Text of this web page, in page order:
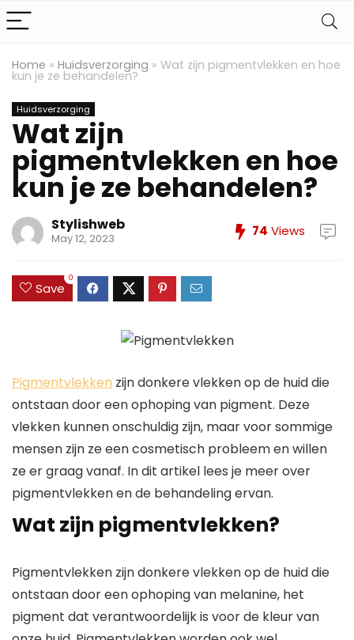
Home » Huidsverzorging » Wat zijn pigmentvlekken en hoe
kun je ze behandelen?
Huidsverzorging
Wat zijn
pigmentvlekken en hoe
kun je ze behandelen?
Stylishweb
May 12, 2023 74 Views
Save
0
Pigmentvlekken zijn donkere vlekken op de huid die
ontstaan door een ophoping van pigment. Deze
vlekken kunnen onschuldig zijn, maar voor sommige
mensen zijn ze een cosmetisch probleem en willen
ze er graag vanaf. In dit artikel lees je meer over
pigmentvlekken en de behandeling ervan.
Wat zijn pigmentvlekken?
Pigmentvlekken zijn donkere vlekken op de huid die
ontstaan door een ophoping van melanine, het
pigment dat verantwoordelijk is voor de kleur van